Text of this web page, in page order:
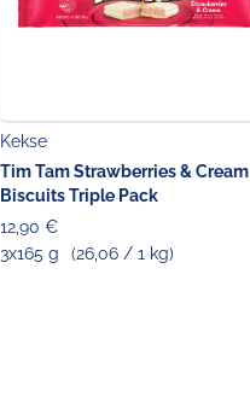
Kekse
Tim Tam Strawberries & Cream
Biscuits Triple Pack
12,90 €
3x165 g
(26,06 / 1 kg)